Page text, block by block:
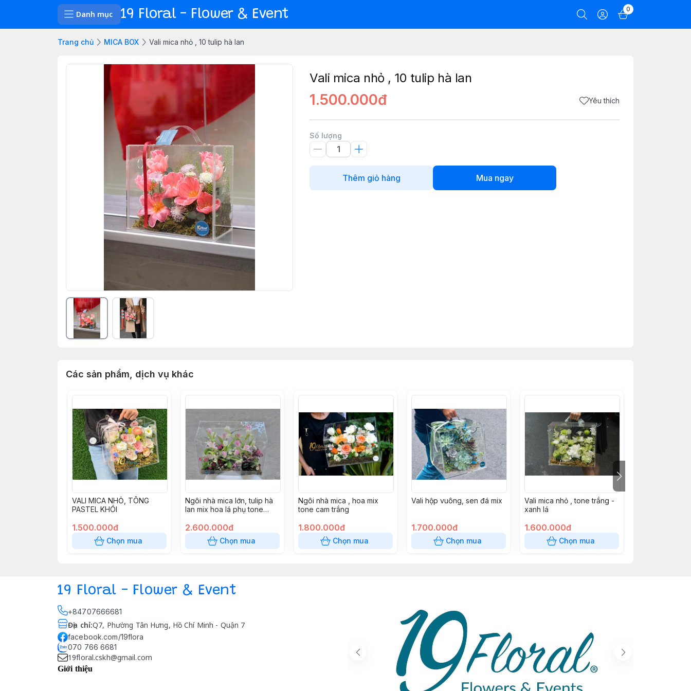
Danh mục 19 Floral - Flower & Event 0
Trang chủ MICA BOX Vali mica nhỏ , 10 tulip hà lan
Vali mica nhỏ , 10 tulip hà lan
1.500.000đ Yêu thích
Số lượng
Thêm giỏ hàng Mua ngay
Các sản phẩm, dịch vụ khác
VALI MICA NHỎ, TÔNG
PASTEL KHÓI
1.500.000đ
Chọn mua
Ngôi nhà mica lớn, tulip hà
lan mix hoa lá phụ tone
2.600.000đ
Chọn mua
Ngôi nhà mica , hoa mix
tone cam trắng
1.800.000đ
Chọn mua
Vali hộp vuông, sen đá mix
1.700.000đ
Chọn mua
Vali mica nhỏ , tone trắng -
xanh lá
1.600.000đ
Chọn mua
19 Floral - Flower & Event
+84707666681
Địa chỉ:Q7, Phường Tân Hưng, Hồ Chí Minh - Quận 7
facebook.com/19flora
070 766 6681
19floral.cskh@gmail.com
Giới thiệu